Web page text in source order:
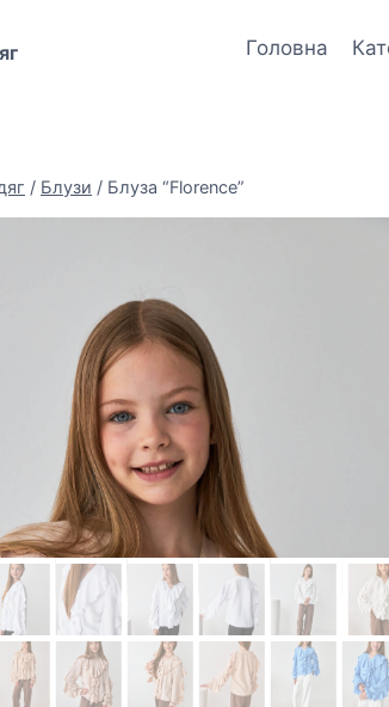
Головна
/ Блузи / Блуза “Florence”